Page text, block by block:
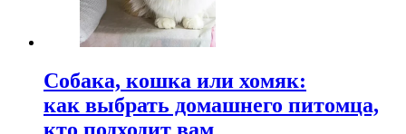
Собака, кошка или хомяк:
как выбрать домашнего питомца,
кто подходит вам